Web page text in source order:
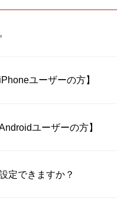
ユーザーの方】
ユーザーの方】
定できますか？